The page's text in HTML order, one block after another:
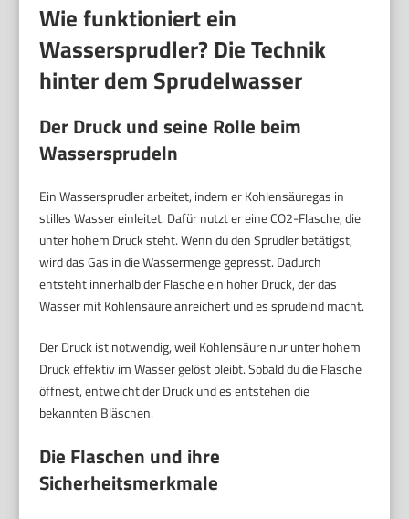
Wie funktioniert ein
Wassersprudler? Die Technik
hinter dem Sprudelwasser
Der Druck und seine Rolle beim
Wassersprudeln
Ein Wassersprudler arbeitet, indem er Kohlensäuregas in
stilles Wasser einleitet. Dafür nutzt er eine CO2-Flasche, die
unter hohem Druck steht. Wenn du den Sprudler betätigst,
wird das Gas in die Wassermenge gepresst. Dadurch
entsteht innerhalb der Flasche ein hoher Druck, der das
Wasser mit Kohlensäure anreichert und es sprudelnd macht.
Der Druck ist notwendig, weil Kohlensäure nur unter hohem
Druck effektiv im Wasser gelöst bleibt. Sobald du die Flasche
öffnest, entweicht der Druck und es entstehen die
bekannten Bläschen.
Die Flaschen und ihre
Sicherheitsmerkmale